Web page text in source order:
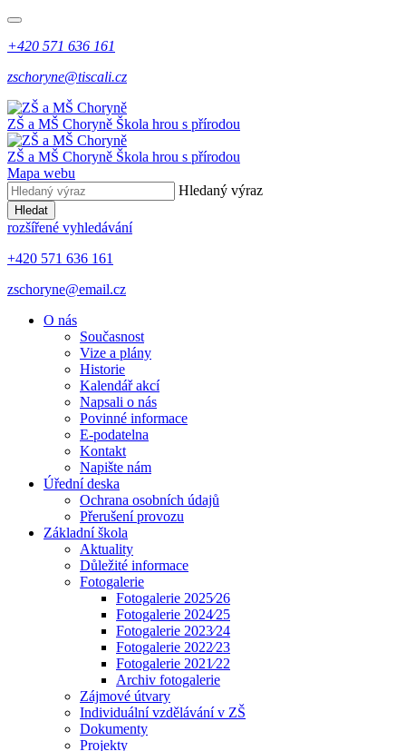
+420 571 636 161
zschoryne@tiscali.cz
ZŠ a MŠ Choryně Škola hrou s přírodou
ZŠ a MŠ Choryně Škola hrou s přírodou
Mapa webu
Hledaný výraz
Hledat
rozšířené vyhledávání
+420 571 636 161
zschoryne@email.cz
O nás
Současnost
Vize a plány
Historie
Kalendář akcí
Napsali o nás
Povinné informace
E-podatelna
Kontakt
Napište nám
Úřední deska
Ochrana osobních údajů
Přerušení provozu
Základní škola
Aktuality
Důležité informace
Fotogalerie
Fotogalerie 2025⁄26
Fotogalerie 2024⁄25
Fotogalerie 2023⁄24
Fotogalerie 2022⁄23
Fotogalerie 2021⁄22
Archiv fotogalerie
Zájmové útvary
Individuální vzdělávání v ZŠ
Dokumenty
Projekty